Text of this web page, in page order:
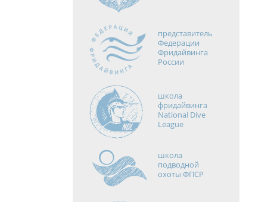
представитель
Федерации
Фридайвинга
России
школа
фридайвинга
National Dive
League
школа
подводной
охоты ФПСР